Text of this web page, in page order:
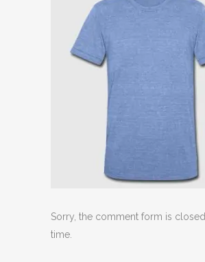
Sorry, the comment form is
time.